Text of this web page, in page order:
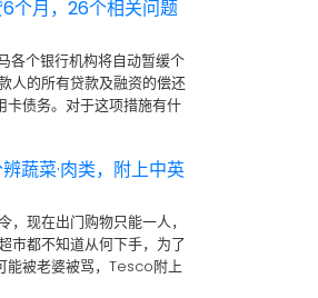
个月，26个相关问题
各个银行机构将自动暂缓个
人的所有贷款及融资的偿还
卡债务。对于这项措施有什
蔬菜·肉类，附上中英
，现在出门购物只能一人，
市都不知道从何下手，为了
能被老婆被骂，Tesco附上